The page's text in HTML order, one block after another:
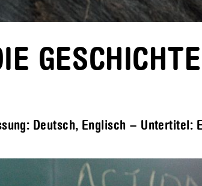
Deutsch, Englisch – Untertitel: